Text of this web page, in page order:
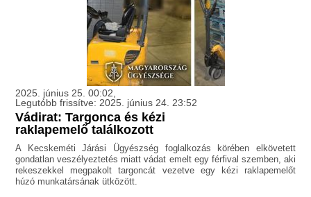
2025. június 25. 00:02,
Legutóbb frissítve: 2025. június 24. 23:52
Vádirat: Targonca és kézi
raklapemelő találkozott
A Kecskeméti Járási Ügyészség foglalkozás körében elkövetett
gondatlan veszélyeztetés miatt vádat emelt egy férfival szemben, aki
rekeszekkel megpakolt targoncát vezetve egy kézi raklapemelőt
húzó munkatársának ütközött.